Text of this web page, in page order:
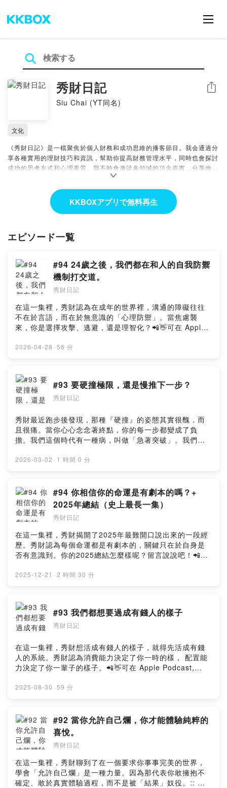
秀財日記
Siu Chai (YT同名)
シェア
文化
《秀財日記》是一檔聚焦於個人財務和成功思維的播客節目。我会通過分
享各種實用的理財技巧和資訊，幫助你提高財務管理水平，同時也會探討
成功的思考方式和心理素質。我不時會邀請各領域的頂尖嘉賓，分享他們
的成功經驗、思考方式以及解決問題的方法，幫助你更好地管理自己的財
務和生活。無論你是想尋找更好的賺錢思路，提升自己的財商，還是成就
自己的人生目標，我們的節目都能為你提供有價值的建議和指導。
Powered by Firstory Hosting
KKBOXアプリで無料再生
エピソード一覧
#94 24歲之後，我們都在和人的自我防禦
機制打交道。
秀財日記
在這一集裡，秀財認為在成年的世界裡，溝通的障礙往往
不在於言語，而在於無意識的「心理防禦」。當焦慮襲
來，你是選擇攻擊、逃避，還是理智化？📲👋可在 Apple
聽。:: 追蹤起來 ::Hyhy Studio：
https://youtube.com/channel/UCtPBCFmCw6bOha9y-
k2ocCg:: 請秀財喝一杯咖啡
::https://chansiuchai.firstory.io/join:: 提出寶貴意見
7im6/commentsPowered by Firstory Hosting
2026-04-28 · 56 分
#93 要硬撞極限，還是慢推下一步？
秀財日記
秀財最近跑步後發現，那種『硬撞』的姿態其實很醜，而
且很痛。當你心心念念著終點，你的每一步都變成了負
擔。我們這個時代有一種病，叫做「急著突破」。我們被
大門。:: 追蹤起來 ::Hyhy Studio：
https://youtube.com/channel/UCtPBCFmCw6bOha9y-
k2ocCg:: 請秀財喝一杯咖啡
::https://www.buymeacoffee.com/hyhymyoffiU:: 提出
寶貴意見 ::Powered by Firstory Hosting
2026-03-02 · 1 時間 0 分
#94 你相信你的命運是有劇本的嗎？+
2025年總結（史上最長一集）
秀財日記
在這一集裡，秀財揭開了2025年最難開口說出來的一段經
歷。秀財認為每個命運都是有劇本的，關鍵只在於自身是
否有意識到。你的2025總結怎麼樣呢？留言說說吧！📲👋
Podcast, 等大平台收聽。:: 追蹤起來 ::Hyhy Studio：
https://youtube.com/channel/UCtPBCFmCw6bOha9y-
k2ocCg:: 請秀財喝一杯咖啡
::https://chansiuchai.firstory.io/join:: 提出寶貴意見
7im6/commentsPowered by Firstory Hosting
2025-12-21 · 2 時間 30 分
#93 我們都想要過成有錢人的樣子
秀財日記
在這一集裡，秀財想活成有錢人的樣子，就得先活成有錢
人的系統。秀財認為消費能力決定了你一時的樣， 配置能
力決定了你一輩子的樣子。📲👋可在 Apple Podcast,
蹤起來 ::Hyhy Studio：
https://youtube.com/channel/UCtPBCFmCw6bOha9y-
k2ocCg:: 請秀財喝一杯咖啡
::https://www.buymeacoffee.com/hyhymyoffiU:: 提出
寶貴意見
::https://open.firstory.me/user/ckng6mii82j740804pjtr
7im6/commentsPowered by Firstory Hosting
2025-08-30 · 59 分
#92 當你允許自己爛，你才能體驗純粹的
喜悅。
秀財日記
在這一集裡，秀財聊到了在一個要求你事事完美的世界，
學會「允許自己爛」是一種力量。因為那代表你敢擁抱不
確定、敢於真實體驗過程，而不是被「結果」奴役。:: 請